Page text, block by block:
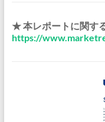
★ 本レポートに関す
https://